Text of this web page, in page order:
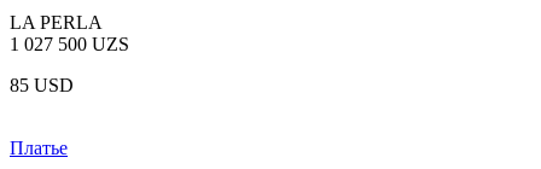
LA PERLA
1 027 500 UZS
85 USD
Платье